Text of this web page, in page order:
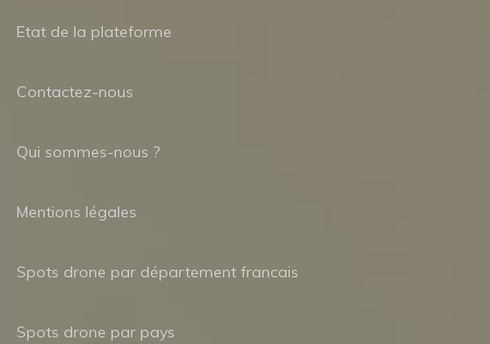
Etat de la plateforme
Contactez-nous
Qui sommes-nous ?
Mentions légales
Spots drone par département francais
Spots drone par pays